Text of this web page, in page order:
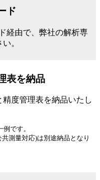
ド
経由で、弊社の解析専
。
表を納品
度管理表を納品いたし
です。
測量対応)は別途納品となり